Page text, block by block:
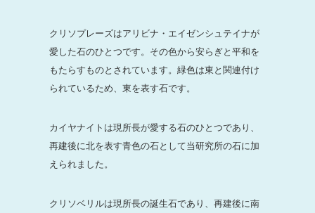
クリソプレーズはアリビナ・エイゼンシュテイナが
愛した石のひとつです。その色から安らぎと平和を
もたらすものとされています。緑色は東と関連付け
られているため、東を表す石です。
カイヤナイトは現所長が愛する石のひとつであり、
再建後に北を表す青色の石として当研究所の石に加
えられました。
クリソベリルは現所長の誕生石であり、再建後に南